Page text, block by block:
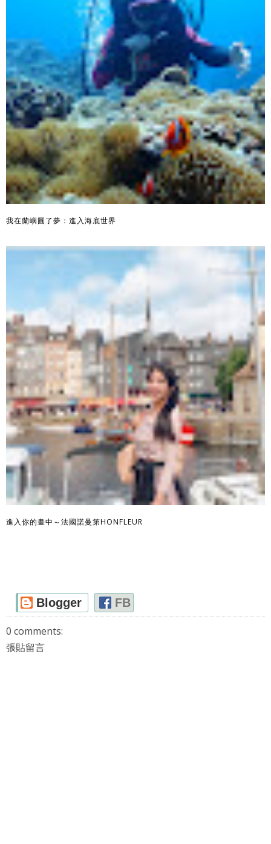
我在蘭嶼圓了夢：進入海底世界
進入你的畫中～法國諾曼第HONFLEUR
Blogger FB
0 comments:
張貼留言